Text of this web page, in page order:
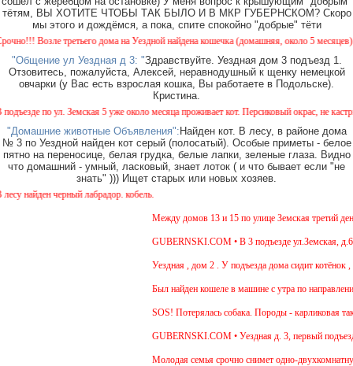
тётям, ВЫ ХОТИТЕ ЧТОБЫ ТАК БЫЛО И В МКР ГУБЕРНСКОМ? Скоро
мы этого и дождёмся, а пока, спите спокойно "добрые" тёти
Возле третьего дома на Уездной найдена кошечка (домашняя, около 5 месяцев).
"Общение ул Уездная д 3: "Здравствуйте. Уездная дом 3 подъезд 1.
Отзовитесь, пожалуйста, Алексей, неравнодушный к щенку немецкой
овчарки (у Вас есть взрослая кошка, Вы работаете в Подольске).
Кристина.
по ул. Земская 5 уже около месяца проживает кот. Персиковый окрас, не
"Домашние животные Объявления":Найден кот. В лесу, в районе дома
№ 3 по Уездной найден кот серый (полосатый). Особые приметы - белое
пятно на переносице, белая грудка, белые лапки, зеленые глаза. Видно
что домашний - умный, ласковый, знает лоток ( и что бывает если "не
знать" ))) Ищет старых или новых хозяев.
черный лабрадор. кобель.
Между домов 13 и 15 по улице Земская третий день
GUBERNSKI.COM • В 3 подъезде ул.Земская, д.6
Уездная , дом 2 . У подъезда дома сидит котёнок ,
Был найден кошеле в машине с утра по
SOS! Потерялась собака. Породы - карликовая
GUBERNSKI.COM • Уездная д. 3, первый
Молодая семья срочно снимет одно-